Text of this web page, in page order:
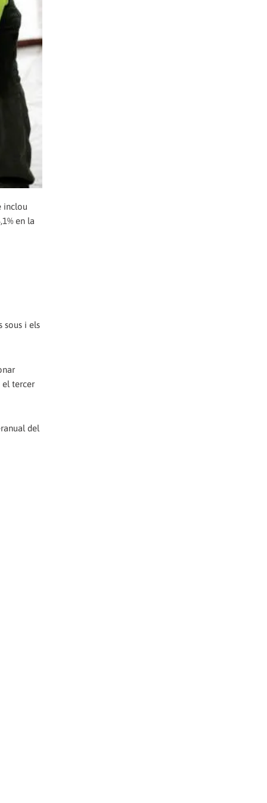
inclou
en la
sous i els
el tercer
del